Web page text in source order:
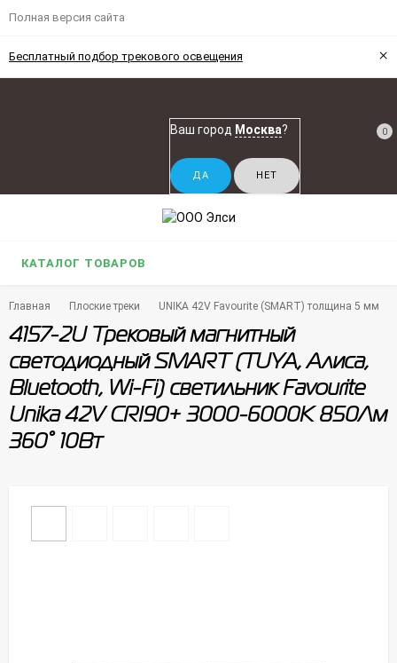
Полная версия сайта
Бесплатный подбор трекового освещения ×
Ваш город Москва? 0
КАТАЛОГ ТОВАРОВ
Главная Плоские треки UNIKA 42V Favourite (SMART) толщина 5 мм
4157-2U Трековый магнитный
светодиодный SMART (TUYA, Алиса,
Bluetooth, Wi-Fi) светильник Favourite
Unika 42V CRI90+ 3000-6000К 850Лм
360° 10Вт